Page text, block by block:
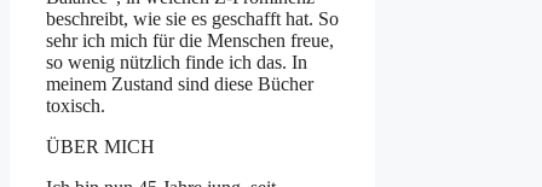
beschreibt, wie sie es geschafft hat. So
sehr ich mich für die Menschen freue,
so wenig nützlich finde ich das. In
meinem Zustand sind diese Bücher
toxisch.
ÜBER MICH